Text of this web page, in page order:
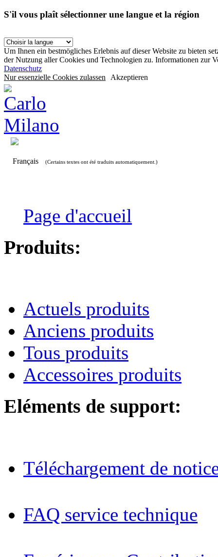
S'il vous plaît sélectionner une langue et la région
Um Ihnen ein bestmögliches Erlebnis auf dieser Website zu bieten
der Nutzung aller Cookies und Technologien zu. Informationen zur
Datenschutz
Nur essenzielle Cookies zulassen Akzeptieren
Français (Certains textes ont été traduits automatiquement.)
Page d'accueil
Produits:
Actuels produits
Anciens produits
Tous produits
Accessoires produits
Eléments de support:
Téléchargement de
FAQ service technique